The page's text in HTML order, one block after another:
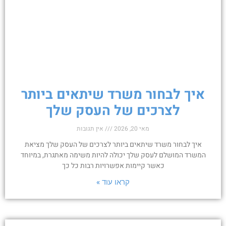
איך לבחור משרד שיתאים ביותר
לצרכים של העסק שלך
מאי 20, 2026 אין תגובות
איך לבחור משרד שיתאים ביותר לצרכים של העסק שלך מציאת
המשרד המושלם לעסק שלך יכולה להיות משימה מאתגרת, במיוחד
כאשר קיימות אפשרויות רבות כל כך
קראו עוד »